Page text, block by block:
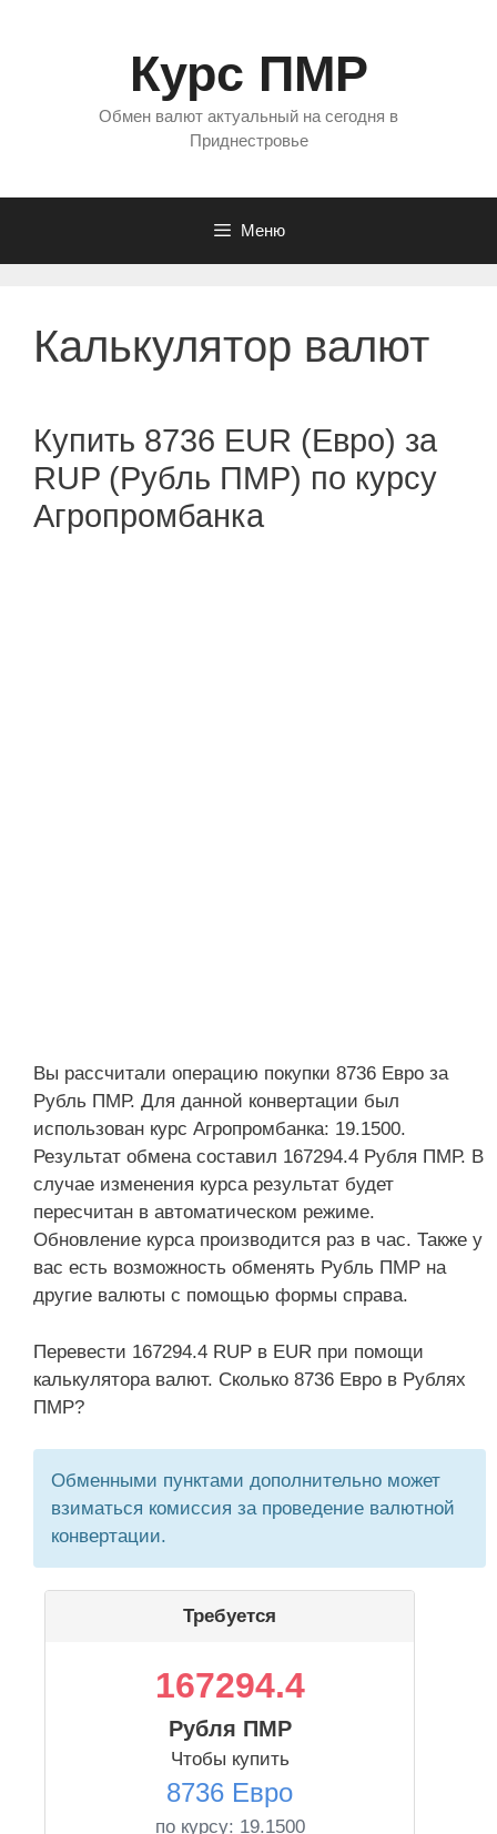
Курс ПМР
Обмен валют актуальный на сегодня в
Приднестровье
Меню
Калькулятор валют
Купить 8736 EUR (Евро) за
RUP (Рубль ПМР) по курсу
Агропромбанка
Вы рассчитали операцию покупки 8736 Евро за
Рубль ПМР. Для данной конвертации был
использован курс Агропромбанка: 19.1500.
Результат обмена составил 167294.4 Рубля ПМР. В
случае изменения курса результат будет
пересчитан в автоматическом режиме.
Обновление курса производится раз в час. Также у
вас есть возможность обменять Рубль ПМР на
другие валюты с помощью формы справа.
Перевести 167294.4 RUP в EUR при помощи
калькулятора валют. Сколько 8736 Евро в Рублях
ПМР?
Обменными пунктами дополнительно может
взиматься комиссия за проведение валютной
конвертации.
Требуется
167294.4
Рубля ПМР
Чтобы купить
8736 Евро
по курсу: 19.1500